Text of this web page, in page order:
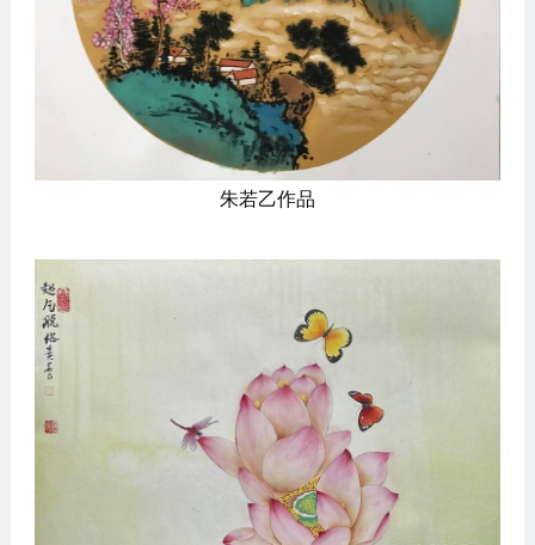
朱若乙作品